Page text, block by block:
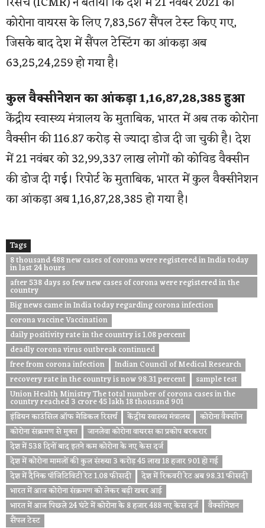
कोरोना वायरस के लिए 7,83,567 सैंपल टेस्ट किए गए,
जिसके बाद देश में सैंपल टेस्टिंग का आंकड़ा अब
63,25,24,259 हो गया है।
कुल वैक्सीनेशन का आंकड़ा 1,16,87,28,385 हुआ
केंद्रीय स्वास्थ्य मंत्रालय के मुताबिक, भारत में अब तक कोरोना
वैक्सीन की 116.87 करोड़ से ज्यादा डोज दी जा चुकी है। देश
में 21 नवंबर को 32,99,337 लाख लोगों को कोविड वैक्सीन
की डोज दी गई। रिपोर्ट के मुताबिक, भारत में कुल वैक्सीनेशन
का आंकड़ा अब 1,16,87,28,385 हो गया है।
Tags
8 thousand 488 new cases of corona were registered in India today
in last 24 hours
after 538 days so few new cases of corona were registered in the
country
Big news came in India today regarding corona infection
corona vaccine Vaccination
daily positivity rate in the country is 1.08 percent
deadly corona virus outbreak continued
free from corona infection
Indian Council of Medical Research
recovery rate in the country is now 98.31 percent
sample test
Union Health Ministry The total number of corona cases in the
country reached 3 crore 45 lakh 18 thousand 901
इंडियन काउंसिल ऑफ मेडिकल रिसर्च
केंद्रीय स्वास्थ्य मंत्रालय
कोरोना वैक्सीन
कोरोना संक्रमण से मुक्त
जानलेवा कोरोना वायरस का प्रकोप बरकरार
देश में 538 दिनों बाद इतने कम कोरोना के नए केस दर्ज
देश में कोरोना मामलों की कुल संख्या 3 करोड़ 45 लाख 18 हजार 901 हो गई
देश में दैनिक पॉजिटिविटी रेट 1.08 फीसदी
देश में रिकवरी रेट अब 98.31 फीसदी
भारत में आज कोरोना संक्रमण को लेकर बड़ी खबर आई
भारत में आज पिछले 24 घंटे में कोरोना के 8 हजार 488 नए केस दर्ज
वैक्सीनेशन
सैंपल टेस्ट